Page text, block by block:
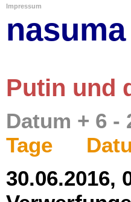
Impressum
nasuma
Putin und
Datum + 6 -
Tage
30.06.2016,